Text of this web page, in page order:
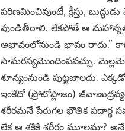
పరిణమించివుంటే, క్రీస్తు,
వుండితీరాలి. లేకపోతే ఆ మహాన్నత
అభావంలోనుండి భావం రాదు.”
సామరస్యమొందింపవచ్చు.
శూన్యంనుండి పుట్టజాలదు.
ఇంకేదో (ప్రోటోప్లాజం)
శరీరమనే పేరుగల భౌతిక
లేక ఆ శక్తికి శరీరం మూలమా? అనే